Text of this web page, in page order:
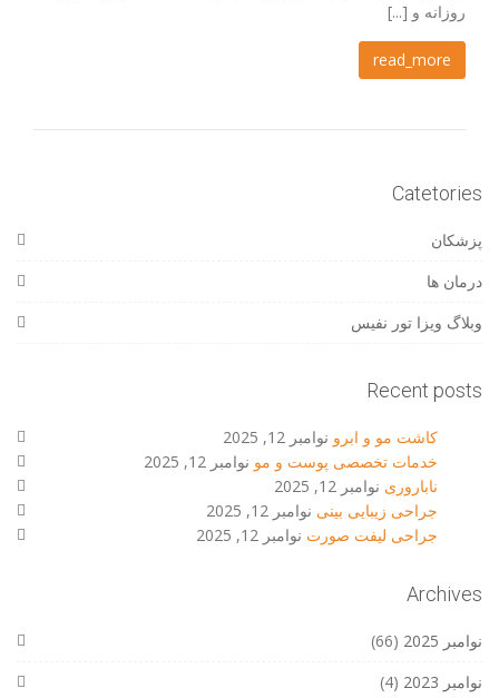
روزانه و [...]
read_more
Catetories
پزشکان
درمان ها
وبلاگ ویزا تور نفیس
Recent posts
کاشت مو و ابرو نوامبر 12, 2025
خدمات تخصصی پوست و مو نوامبر 12, 2025
ناباروری نوامبر 12, 2025
جراحی زیبایی بینی نوامبر 12, 2025
جراحی لیفت صورت نوامبر 12, 2025
Archives
نوامبر 2025
(66)
نوامبر 2023
(4)